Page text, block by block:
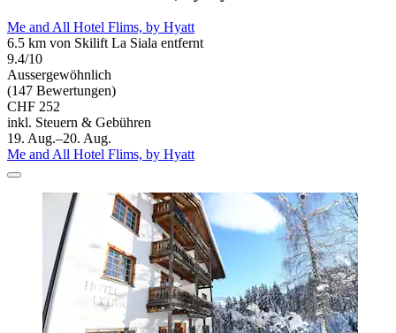
Me and All Hotel Flims, by Hyatt
6.5 km von Skilift La Siala entfernt
9.4/10
Aussergewöhnlich
(147 Bewertungen)
CHF 252
inkl. Steuern & Gebühren
19. Aug.–20. Aug.
Me and All Hotel Flims, by Hyatt